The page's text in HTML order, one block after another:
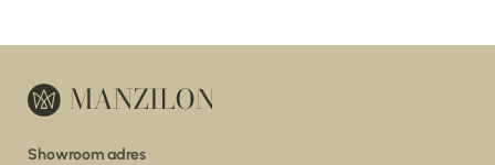
Showroom adres